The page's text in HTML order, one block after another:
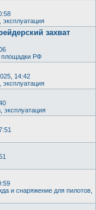
захват
РФ
14:42
эксплуатация
и снаряжение для пилотов,